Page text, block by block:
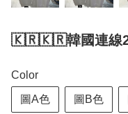
🇰🇷🇰🇷韓國連線
Color
圖A色 圖B色